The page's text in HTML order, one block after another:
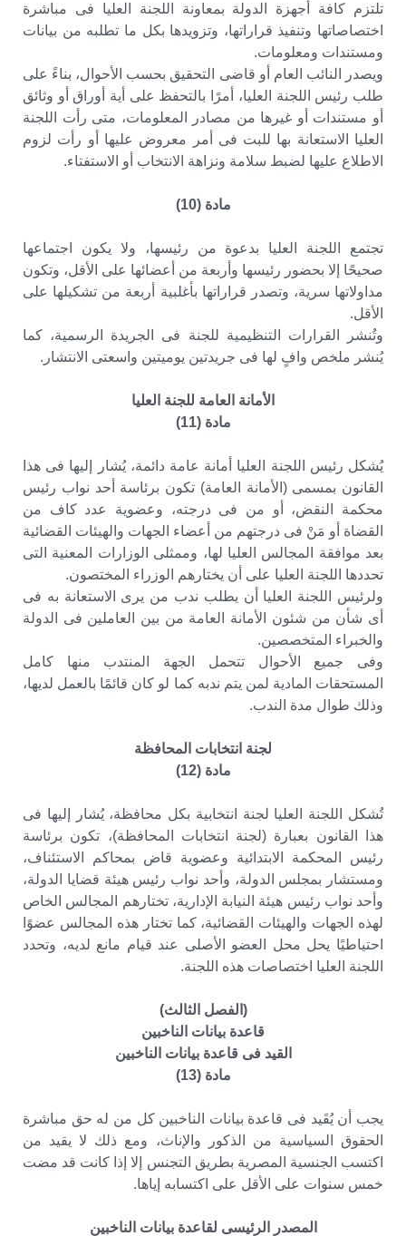
تلتزم كافة أجهزة الدولة بمعاونة اللجنة العليا فى مباشرة
اختصاصاتها وتنفيذ قراراتها، وتزويدها بكل ما تطلبه من بيانات
ومستندات ومعلومات.
ويصدر النائب العام أو قاضى التحقيق بحسب الأحوال، بناءً على
طلب رئيس اللجنة العليا، أمرًا بالتحفظ على أية أوراق أو وثائق
أو مستندات أو غيرها من مصادر المعلومات، متى رأت اللجنة
العليا الاستعانة بها للبت فى أمر معروض عليها أو رأت لزوم
الاطلاع عليها لضبط سلامة ونزاهة الانتخاب أو الاستفتاء.
مادة (10)
تجتمع اللجنة العليا بدعوة من رئيسها، ولا يكون اجتماعها
صحيحًا إلا بحضور رئيسها وأربعة من أعضائها على الأقل، وتكون
مداولاتها سرية، وتصدر قراراتها بأغلبية أربعة من تشكيلها على
الأقل.
وتُنشر القرارات التنظيمية للجنة فى الجريدة الرسمية، كما
يُنشر ملخص وافٍ لها فى جريدتين يوميتين واسعتى الانتشار.
الأمانة العامة للجنة العليا
مادة (11)
يُشكل رئيس اللجنة العليا أمانة عامة دائمة، يُشار إليها فى هذا
القانون بمسمى (الأمانة العامة) تكون برئاسة أحد نواب رئيس
محكمة النقض، أو من فى درجته، وعضوية عدد كاف من
القضاة أو مَنْ فى درجتهم من أعضاء الجهات والهيئات القضائية
بعد موافقة المجالس العليا لها، وممثلى الوزارات المعنية التى
تحددها اللجنة العليا على أن يختارهم الوزراء المختصون.
ولرئيس اللجنة العليا أن يطلب ندب من يرى الاستعانة به فى
أى شأن من شئون الأمانة العامة من بين العاملين فى الدولة
والخبراء المتخصصين.
وفى جميع الأحوال تتحمل الجهة المنتدب منها كامل
المستحقات المادية لمن يتم ندبه كما لو كان قائمًا بالعمل لديها،
وذلك طوال مدة الندب.
لجنة انتخابات المحافظة
مادة (12)
تُشكل اللجنة العليا لجنة انتخابية بكل محافظة، يُشار إليها فى
هذا القانون بعبارة (لجنة انتخابات المحافظة)، تكون برئاسة
رئيس المحكمة الابتدائية وعضوية قاض بمحاكم الاستئناف،
ومستشار بمجلس الدولة، وأحد نواب رئيس هيئة قضايا الدولة،
وأحد نواب رئيس هيئة النيابة الإدارية، تختارهم المجالس الخاص
لهذه الجهات والهيئات القضائية، كما تختار هذه المجالس عضوًا
احتياطيًا يحل محل العضو الأصلى عند قيام مانع لديه، وتحدد
اللجنة العليا اختصاصات هذه اللجنة.
(الفصل الثالث)
قاعدة بيانات الناخبين
القيد فى قاعدة بيانات الناخبين
مادة (13)
يجب أن يُقَيد فى قاعدة بيانات الناخبين كل من له حق مباشرة
الحقوق السياسية من الذكور والإناث، ومع ذلك لا يقيد من
اكتسب الجنسية المصرية بطريق التجنس إلا إذا كانت قد مضت
خمس سنوات على الأقل على اكتسابه إياها.
المصدر الرئيسى لقاعدة بيانات الناخبين